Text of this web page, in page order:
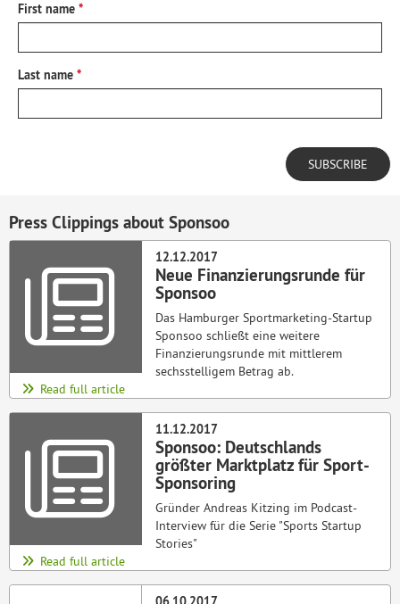
First name
Last name
Press Clippings about Sponsoo
12.12.2017
Neue Finanzierungsrunde für
Sponsoo
Das Hamburger Sportmarketing-Startup
Sponsoo schließt eine weitere
Finanzierungsrunde mit mittlerem
sechsstelligem Betrag ab.
Read full article
11.12.2017
Sponsoo: Deutschlands
größter Marktplatz für Sport-
Sponsoring
Gründer Andreas Kitzing im Podcast-
Interview für die Serie "Sports Startup
Stories"
Read full article